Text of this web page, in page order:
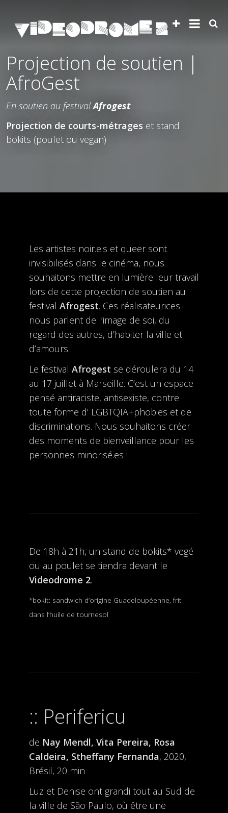
Projection de soutien |
AfroGest
En soutien au festivalAfrogest
Projection de courts-métrages et stand
bokits (poulet ou vegan)
Les artistes noir.e.s et queer sont
invisibilisés dans le cinéma, nous
souhaitons mettre en lumière leur travail
lors de cette projection de soutien au
festival Afrogest. Ces réalisateurices
nous parlent de l’image de soi, du
regard des autres, d’habiter la ville et
d’amours.
Le festival Afrogest se déroulera du 14
au 17 juillet à Marseille. C’est un espace
pensé antiraciste, antisexiste, contre
toute forme d’ LGBTQIA+phobies et de
discriminations. Nous souhaitons créer
des moments de bienveillance pour les
personnes minorisé.es !
De 18h à 21h, un stand de bokits* vegé
ou au poulet se tiendra devant le
Videodrome 2.
*bokit: sandwich d’origine Guadeloupéenne, frit
dans l’huile de tournesol
Perifericu
de Nay Mendl, Vita Pereira, Rosa
Caldeira, Stheffany Fernanda, 2020,
Brésil, 20 min
Luz et Denise ont grandi tout au Sud de
la ville de São Paulo, où être une